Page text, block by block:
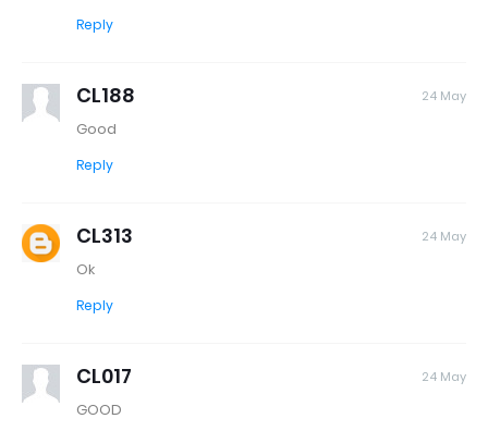
Reply
CL188 24 May
Good
Reply
CL313 24 May
Ok
Reply
CL017 24 May
GOOD